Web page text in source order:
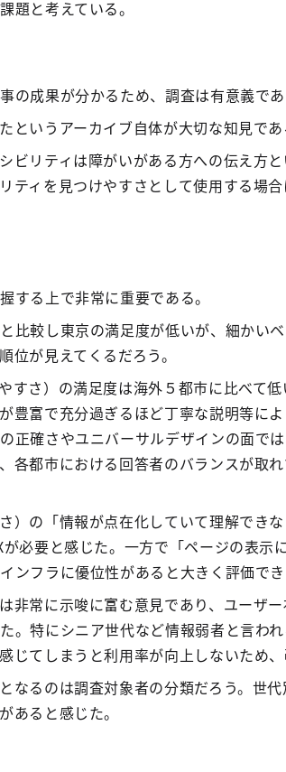
題と考えている。
の成果が分かるため、調査は有意義であ
というアーカイブ自体が大切な知見であ
ビリティは障がいがある方への伝え方
ティを見つけやすさとして使用する場
する上で非常に重要である。
比較し東京の満足度が低いが、細かい
位が見えてくるだろう。
すさ）の満足度は海外５都市に比べて
豊富で充分過ぎるほど丁寧な説明等に
正確さやユニバーサルデザインの面で
各都市における回答者のバランスが取
）の「情報が点在化していて理解でき
必要と感じた。一方で「ページの表示
ンフラに優位性があると大きく評価でき
非常に示唆に富む意見であり、ユーザ
。特にシニア世代など情報弱者と言わ
じてしまうと利用率が向上しないため、
なるのは調査対象者の分類だろう。世
あると感じた。